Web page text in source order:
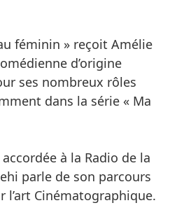
féminin » reçoit Amélie
d’origine
ses nombreux rôles
dans la série « Ma
à la Radio de la
parle de son parcours
l’art Cinématographique.